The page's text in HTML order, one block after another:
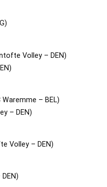
Volley – DEN)
Waremme – BEL)
– DEN)
Volley – DEN)